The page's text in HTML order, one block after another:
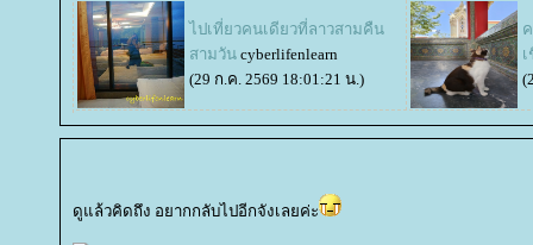
ไปเที่ยวคนเดียวที่ลาวสามคืน
สามวัน cyberlifenlearn
(29 ก.ค. 2569 18:01:21 น.)
ดูแล้วคิดถึง อยากกลับไปอีกจังเลยค่ะ